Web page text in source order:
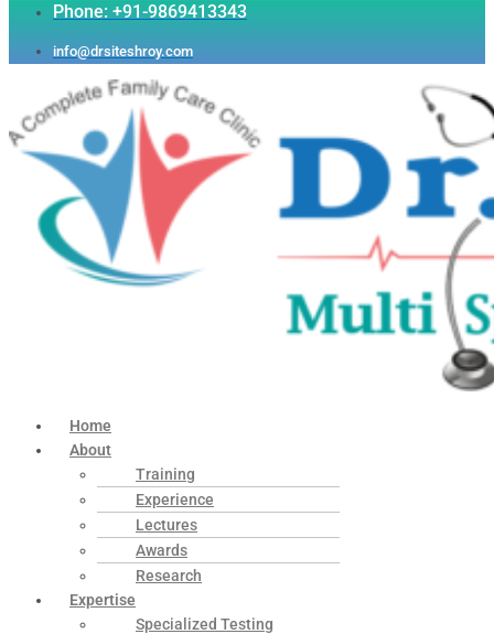
Phone: +91-9869413343
info@drsiteshroy.com
Home
About
Training
Experience
Lectures
Awards
Research
Expertise
Specialized Testing